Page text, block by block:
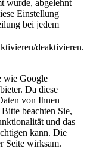
wurde, abgelehnt
Einstellung
bei jedem
deaktivieren.
wie Google
Da diese
von Ihnen
beachten Sie,
und das
kann. Die
Seite wirksam.